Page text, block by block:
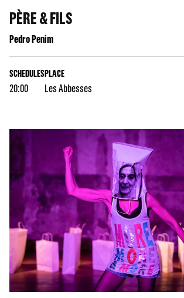
PÈRE & FILS
Pedro Penim
SCHEDULES
20:00
PLACE
Les Abbesses